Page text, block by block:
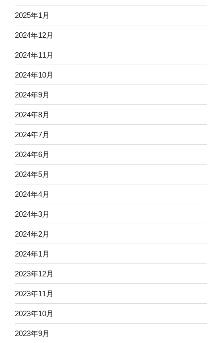
2025年1月
2024年12月
2024年11月
2024年10月
2024年9月
2024年8月
2024年7月
2024年6月
2024年5月
2024年4月
2024年3月
2024年2月
2024年1月
2023年12月
2023年11月
2023年10月
2023年9月